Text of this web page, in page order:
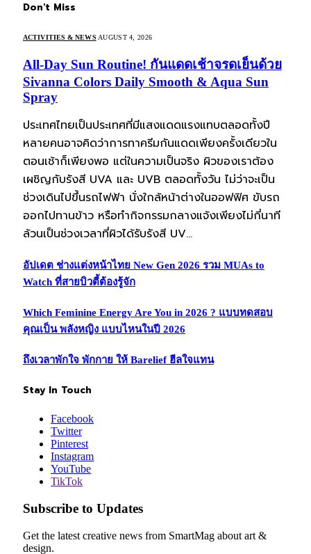
Don't Miss
ACTIVITIES & NEWS AUGUST 4, 2026
All-Day Sun Routine! กันแดดเช้าจรดเย็นด้วย
Sivanna Colors Daily Smooth & Aqua Sun
Spray
ประเทศไทยเป็นประเทศที่มีแสงแดดแรงแทบตลอดทั้งปี
หลายคนอาจคิดว่าการทาครีมกันแดดเพียงครั้งเดียวใน
ตอนเช้าก็เพียงพอ แต่ในความเป็นจริง ผิวของเราต้อง
เผชิญกับรังสี UVA และ UVB ตลอดทั้งวัน ไม่ว่าจะเป็น
ช่วงเดินไปขึ้นรถไฟฟ้า นั่งใกล้หน้าต่างในออฟฟิศ ขับรถ
ออกไปทานข้าว หรือทำกิจกรรมกลางแจ้งเพียงไม่กี่นาที
ล้วนเป็นช่วงเวลาที่ผิวได้รับรังสี UV…
อัปเดต ช่างแต่งหน้าไทย New Gen 2026 รวม MUAs to
Watch ที่สายบิวตี้ต้องรู้จัก
Which Feminine Energy Are You in 2026 ? แบบทดสอบ
คุณเป็น พลังหญิง แบบไหนในปี 2026
ถึงเวลาพักใจ พักกาย ให้ Barelief ฮีลใจแทน
Stay In Touch
Facebook
Twitter
Pinterest
Instagram
YouTube
TikTok
Subscribe to Updates
Get the latest creative news from SmartMag about art &
design.